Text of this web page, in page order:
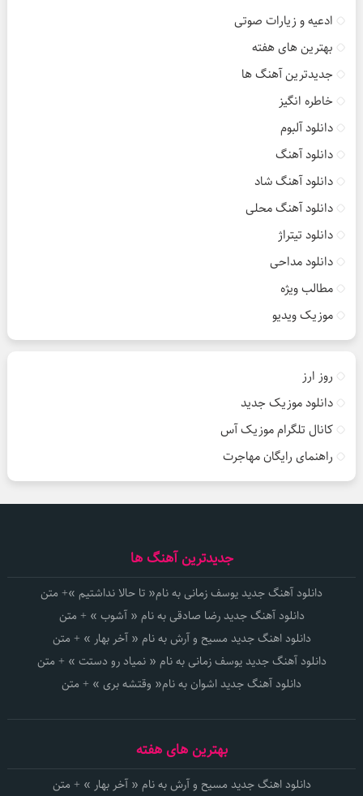
ادعیه و زیارات صوتی
بهترین های هفته
جدیدترین آهنگ ها
خاطره انگیز
دانلود آلبوم
دانلود آهنگ
دانلود آهنگ شاد
دانلود آهنگ محلی
دانلود تیتراژ
دانلود مداحی
مطالب ویژه
موزیک ویدیو
روز ارز
دانلود موزیک جدید
کانال تلگرام موزیک آس
راهنمای رایگان مهاجرت
جدیدترین آهنگ ها
دانلود آهنگ جدید یوسف زمانی به نام« تا حالا نداشتیم »+ متن
دانلود آهنگ جدید رضا صادقی به نام « آشوب » + متن
دانلود اهنگ جدید مسیح و آرش به نام « آخر بهار » + متن
دانلود آهنگ جدید یوسف زمانی به نام « نمیاد رو دستت » + متن
دانلود آهنگ جدید اشوان به نام« وقتشه بری » + متن
بهترین های هفته
دانلود اهنگ جدید مسیح و آرش به نام « آخر بهار » + متن